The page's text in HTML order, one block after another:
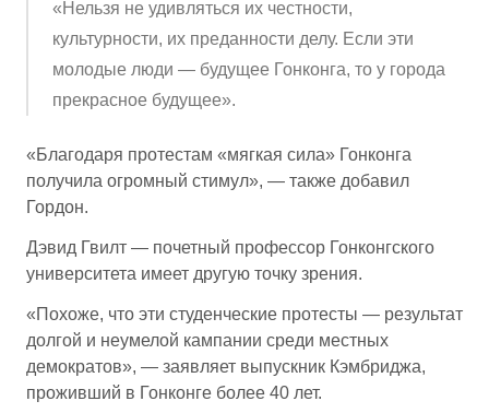
«Нельзя не удивляться их честности,
культурности, их преданности делу. Если эти
молодые люди — будущее Гонконга, то у города
прекрасное будущее».
«Благодаря протестам «мягкая сила» Гонконга
получила огромный стимул», — также добавил
Гордон.
Дэвид Гвилт — почетный профессор Гонконгского
университета имеет другую точку зрения.
«Похоже, что эти студенческие протесты — результат
долгой и неумелой кампании среди местных
демократов», — заявляет выпускник Кэмбриджа,
проживший в Гонконге более 40 лет.